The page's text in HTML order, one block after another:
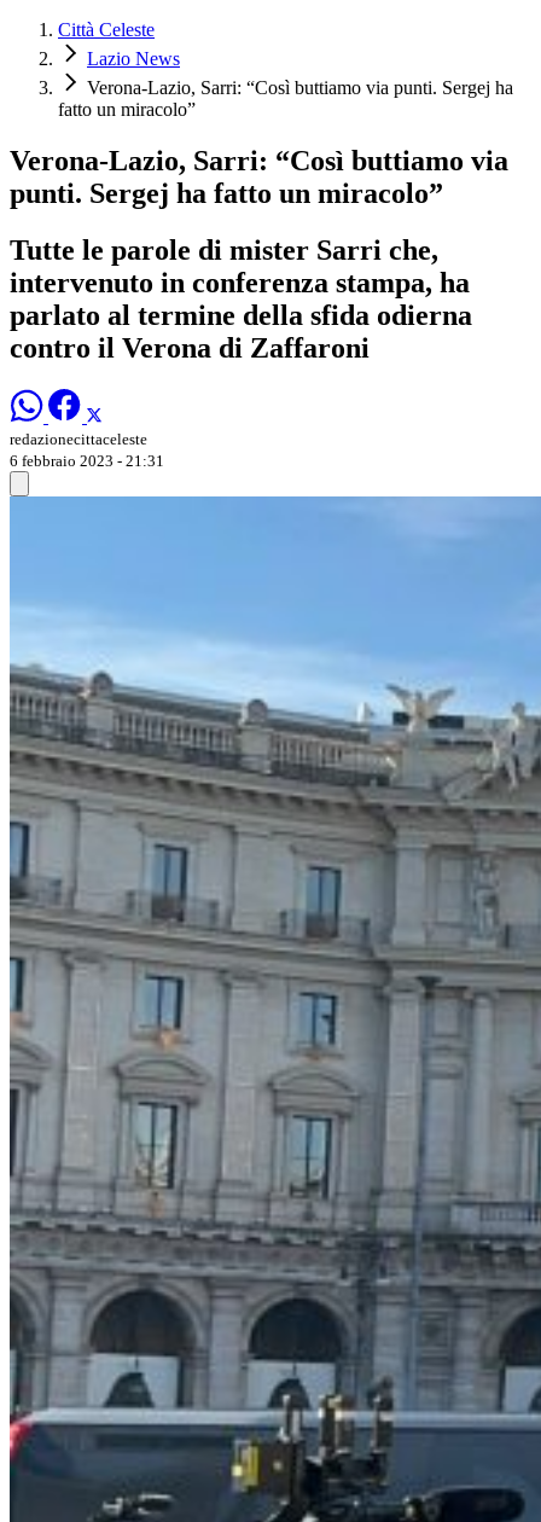
Città Celeste
Lazio News
Verona-Lazio, Sarri: “Così buttiamo via punti. Sergej ha
fatto un miracolo”
Verona-Lazio, Sarri: “Così buttiamo via
punti. Sergej ha fatto un miracolo”
Tutte le parole di mister Sarri che,
intervenuto in conferenza stampa, ha
parlato al termine della sfida odierna
contro il Verona di Zaffaroni
redazionecittaceleste
6 febbraio 2023 - 21:31